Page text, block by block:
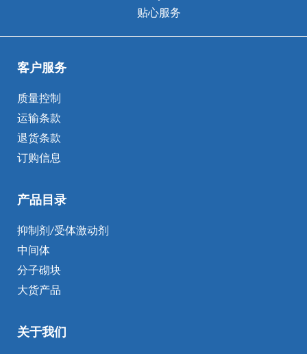
贴心服务
客户服务
质量控制
运输条款
退货条款
订购信息
产品目录
抑制剂/受体激动剂
中间体
分子砌块
大货产品
关于我们